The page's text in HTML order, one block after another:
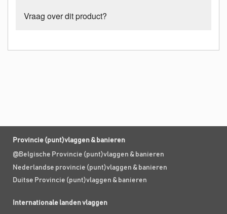
Vraag over dit product?
Provincie (punt)vlaggen & banieren
@Belgische Provincie (punt)vlaggen & banieren
Nederlandse provincie (punt)vlaggen & banieren
Duitse Provincie (punt)vlaggen & banieren
Internationale landen vlaggen